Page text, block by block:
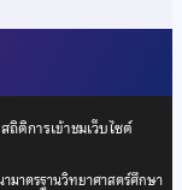
ถิติการเข้าชมเว็บไซต์
มาตรฐานวิทยาศาสตร์ศึกษา